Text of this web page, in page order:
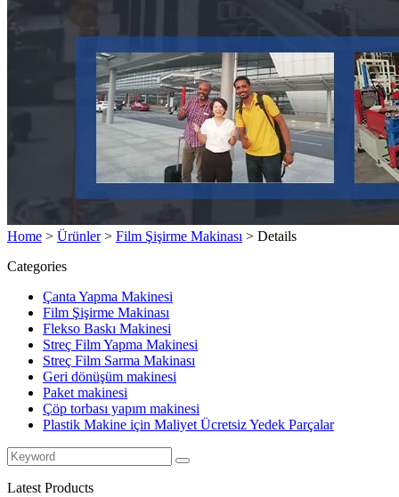
Home > Ürünler> Film Şişirme Makinası > Details
Categories
Çanta Yapma Makinesi
Film Şişirme Makinası
Flekso Baskı Makinesi
Streç Film Yapma Makinesi
Streç Film Sarma Makinası
Geri dönüşüm makinesi
Paket makinesi
Çöp torbası yapım makinesi
Plastik Makine için Maliyet Ücretsiz Yedek Parçalar
Latest Products